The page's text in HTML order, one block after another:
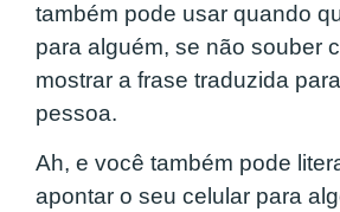
também pode usar quando
para alguém, se não souber
mostrar a frase traduzida
pessoa.
Ah, e você também pode
apontar o seu celular para